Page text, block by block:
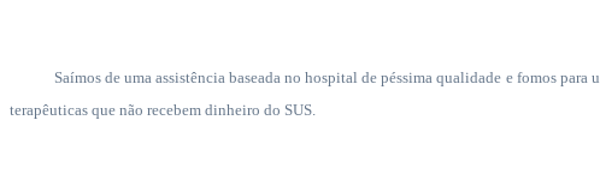
Saímos de uma assistência baseada no hospital de péssima qualidade e fomos
terapêuticas que não recebem dinheiro do SUS.